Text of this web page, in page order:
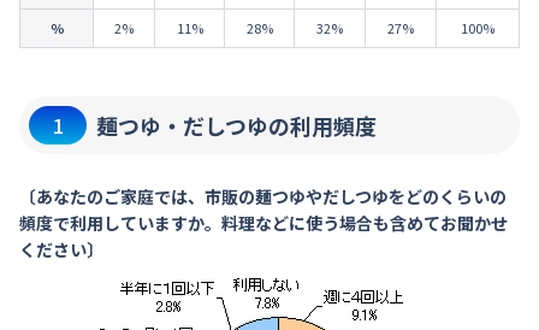
％
2% 11% 28% 32% 27% 100%
1 麺つゆ・だしつゆの利用頻度
〔あなたのご家庭では、市販の麺つゆやだしつゆをどのくらいの
頻度で利用していますか。料理などに使う場合も含めてお聞かせ
ください〕